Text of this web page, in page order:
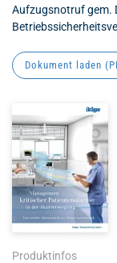
Aufzugsnotruf gem.
Dokument laden (
Produktinfos